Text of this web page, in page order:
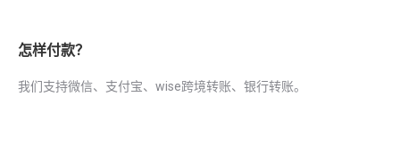
怎样付款？
我们支持微信、支付宝、wise跨境转账、银行转账。